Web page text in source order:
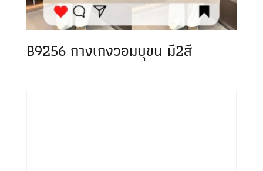
B9256 กางเกงวอมบุขน มี2สี